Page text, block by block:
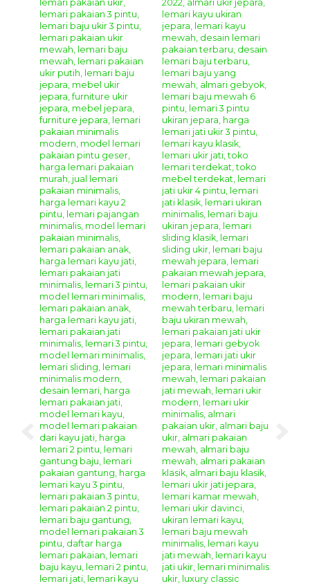
Kamiuntuk informasi dan pemesanan, serta dapatkan
semua produk mebel berkualitas hanya diGiandra
Furniture
Spesifikasi Bahan Lemari Pakaian Ukir La Rochele
Bahan Baku Utama :
Kayu Mahoni Grade A
Aplikasi Finishing :Duco Cream(Sesuai Permintaan)
UkuranLemari Pakaian Ukir La Rochele:
panjang : 210 cm
Lebar : 60 cm
Tinggi : 215 cm
Cara Pemesanan Dan Pembelian Produk Giandra
Furniture
Silahkan menghubungi kontak kami yang sudah tertera di
bagian atas dan bawah pada website kami ini, kami sudah
menyediakan beberapa metode pemesanan dan
pembayaran untuk memudahkan anda dalam
mendapatkan produk mebel jepara yang anda inginkan.
Metode Pemesanan :
Anda dapat melakukan pemesanan produk mebel jepara
yang anda inginkan menggunakan caraonline
chattingdengan kami melalui WhatsApp,Telepon,
Video Call. Dan proses pembayaran dapat melalui
transfer bank lokal atas nama owner kamiSdri. Yonika
Febriana Putri dengan
ketentuan sebagai berikut.
Pilih produk mebel yang anda inginkan, lalu
informasikan nama barang berseta kode produknya
kepada kami.
Selanjutnya silahkan melakukan transfer Down
Payment 50% dari total produk yang anda pesan.
Sisa pembayaran50% dapat anda bayarkan ketika
produk mebel yang anda pesan sudah selesai siap
kirim dan anda sudah mendapatkan foto final dari
produk mebel yang anda pesan.
Catatan Tambahan :